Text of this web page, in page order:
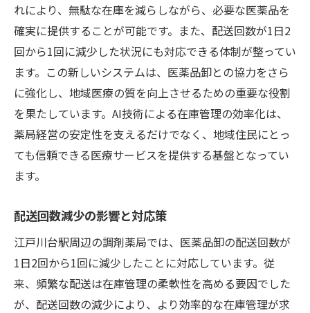
れにより、無駄な在庫を減らしながら、必要な医薬品を
確実に提供することが可能です。また、配送回数が1日2
回から1回に減少した状況にも対応できる体制が整ってい
ます。この新しいシステムは、医薬品卸との協力をさら
に強化し、地域医療の質を向上させるための重要な役割
を果たしています。AI技術による在庫管理の効率化は、
薬局経営の安定性を支えるだけでなく、地域住民にとっ
ても信頼できる医療サービスを提供する基盤となってい
ます。
配送回数減少の影響と対応策
江戸川台駅周辺の調剤薬局では、医薬品卸の配送回数が
1日2回から1回に減少したことに対応しています。従
来、頻繁な配送は在庫管理の柔軟性を高める要因でした
が、配送回数の減少により、より効率的な在庫管理が求